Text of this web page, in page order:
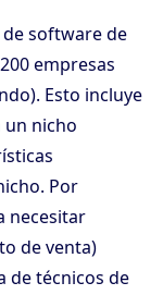
software de
empresas
Esto incluye
un nicho
Por
necesitar
de venta)
de técnicos de